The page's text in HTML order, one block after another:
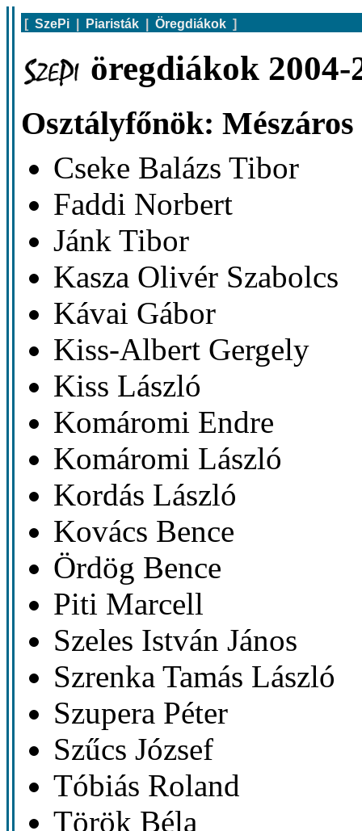
[ SzePi Piaristák Öregdiákok ]
öregdiákok 2004-
Osztályfőnök: Mészáros
Cseke Balázs Tibor
Faddi Norbert
Jánk Tibor
Kasza Olivér Szabolcs
Kávai Gábor
Kiss-Albert Gergely
Kiss László
Komáromi Endre
Komáromi László
Kordás László
Kovács Bence
Ördög Bence
Piti Marcell
Szeles István János
Szrenka Tamás László
Szupera Péter
Szűcs József
Tóbiás Roland
Török Béla